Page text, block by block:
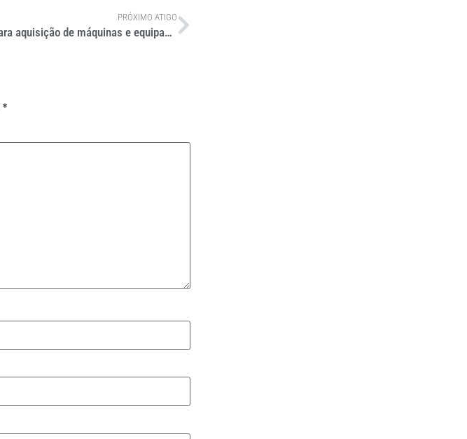
PRÓXIMO ATIGO
Moderfrota terá R$ 1 bilhão para aquisição de máquinas e equipamentos
*